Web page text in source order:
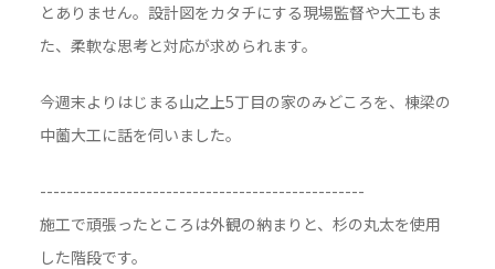
とありません。設計図をカタチにする現場監督や大工もま
た、柔軟な思考と対応が求められます。
今週末よりはじまる山之上5丁目の家のみどころを、棟梁の
中薗大工に話を伺いました。
-------------------------------------------------
施工で頑張ったところは外観の納まりと、杉の丸太を使用
した階段です。